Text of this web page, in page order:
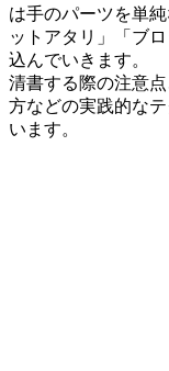
は手のパーツを単
ットアタリ」「ブ
込んでいきます。
清書する際の注意
方などの実践的な
います。